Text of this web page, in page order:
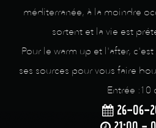
méditerranée, à la moindre
sortent et la vie est
Pour le warm up et l'after,
ses sources pour vous faire
Entrée :10
26-06-